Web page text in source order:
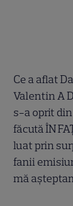
Ce a aflat
Valentin A
s-a oprit
făcută ÎN
luat prin
fanii
mă